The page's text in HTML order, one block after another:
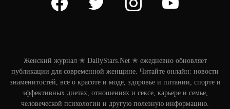
Женский журнал ✭ DailyStars.Net ✭ ежедневно обновляет
публикации для современной женщине. Читайте онлайн: новости
знаменитостей, все о красоте и моде, здоровье и питании, спорте и
эффективных диетах, отношениях и сексе, карьере и семье,
человеческой психологии и другую полезную информацию.